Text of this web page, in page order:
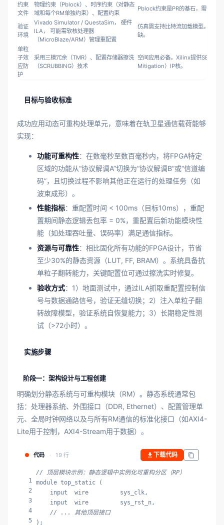
约束
文件
物理约束（Pblock）、时序约束（对静态
域和每个RM单独约束）、配置约束
Pblock约束是PR的基石，需预留
验证
环境
Vivado Simulator / QuestaSim， 硬件
ILA， 可能需软核处理器
（MicroBlaze/ARM）管理重配置
仿真需支持比特流加载模型。上板
缺。
单粒
子效
应防
护
采用三模冗余（TMR）、配置存储器擦洗
（SCRUBBING）技术
空间应用必备。Xilinx提供SEM（
Mitigation）IP核。
目标与验收标准
成功应用动态可重构处理单元，意味着在轨卫星通信载荷能够
实现：
功能可重构性：在数毫秒至数百毫秒内，将FPGA特定
区域的功能从“协议解调A”切换为“协议解调B”或“信道编
码”，且切换过程不影响其他正在运行的处理任务（如
波束成形）。
性能指标：重配置时间 < 100ms（目标10ms），重配
置期间静态逻辑丢包率 = 0%，重配置后新功能模块性
能（如处理吞吐量、误码率）满足通信指标。
资源与可靠性：相比固化所有功能的FPGA设计，节省
至少30%的静态资源（LUT, FF, BRAM）。系统具备抗
单粒子翻转能力，关键配置位可通过擦洗实时修复。
验收方式：1）地面测试中，通过ILA抓取重配置控制信
号与数据通路信号，验证无缝切换；2）注入单粒子翻
转故障模型，验证系统自恢复能力；3）长期稳定性测
试（>72小时）。
实施步骤
阶段一：架构设计与工程创建
明确划分静态系统与可重构模块（RM）。静态系统通常包
括：处理器系统、外围接口（DDR, Ethernet）、配置管理单
元、全局时钟网络以及与所有RM通信的标准化接口（如AXI4-
Lite用于控制，AXI4-Stream用于数据）。
代码 19 行 下载代码
1
2
3
4
5
// 顶层模块示例：静态逻辑中实例化可重构分区（RP）
module top_static (
    input  wire         sys_clk,
    input  wire         sys_rst_n,
// ... 其他顶层接口
);